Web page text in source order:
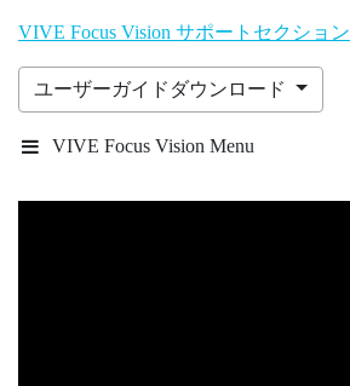
VIVE Focus Vision サポートセクション
ユーザーガイドダウンロード
VIVE Focus Vision Menu